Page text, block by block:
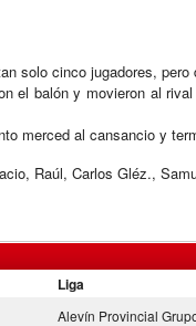
solo cinco jugadores, pero
el balón y movieron al
merced al cansancio y
Raúl, Carlos Gléz.,
Liga
Alevín Provincial